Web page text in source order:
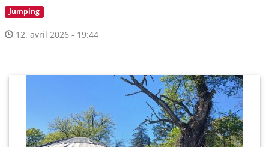
Jumping
12. avril 2026 - 19:44